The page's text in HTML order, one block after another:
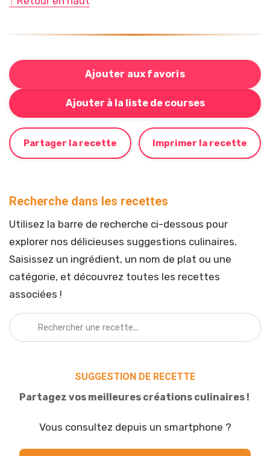
Ajouter aux favoris
Ajouter à la liste de courses
Bouton pour ajouter cette recette à votre liste de
Partager la recette Imprimer la recette
Recherche dans les recettes
Utilisez la barre de recherche ci-dessous pour
explorer nos délicieuses suggestions culinaires.
Saisissez un ingrédient, un nom de plat ou une
catégorie, et découvrez toutes les recettes
associées !
SUGGESTION DE RECETTE
Partagez vos meilleures créations culinaires !
Vous consultez depuis un smartphone ?